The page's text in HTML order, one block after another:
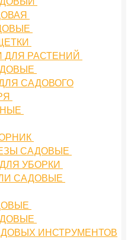
ДЛЯ РАСТЕНИЙ
САДОВОГО
САДОВЫЕ
УБОРКИ
САДОВЫЕ
ИНСТРУМЕНТОВ